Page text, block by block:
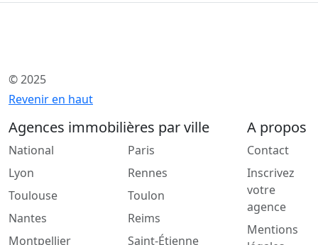
© 2025
Revenir en haut
Agences immobilières par ville
National
Lyon
Toulouse
Nantes
Montpellier
Paris
Rennes
Toulon
Reims
Saint-Étienne
A propos
Contact
Inscrivez
votre
agence
Mentions